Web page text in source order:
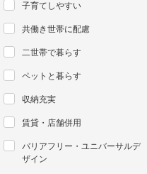
子育てしやすい
共働き世帯に配慮
二世帯で暮らす
ペットと暮らす
収納充実
賃貸・店舗併用
バリアフリー・ユニバーサルデ
ザイン